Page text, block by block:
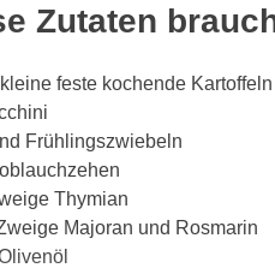
Zutaten
feste kochende Kartoffeln
Frühlingszwiebeln
Thymian
Majoran und Rosmarin